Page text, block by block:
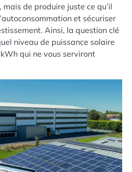
de produire juste ce qu’il
et sécuriser
Ainsi, la question clé
niveau de puissance solaire
qui ne vous serviront